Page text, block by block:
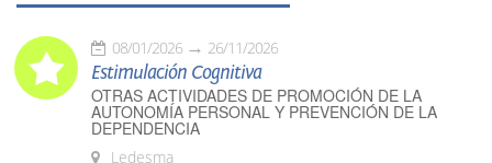
08/01/2026 26/11/2026
Estimulación Cognitiva
OTRAS ACTIVIDADES DE PROMOCIÓN DE LA
AUTONOMÍA PERSONAL Y PREVENCIÓN DE LA
DEPENDENCIA
Ledesma